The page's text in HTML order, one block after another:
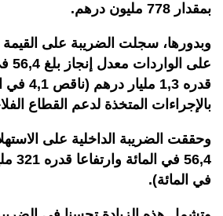
بمقدار 778 مليون درهم.
وبدورها، سجلت الضريبة على القيمة
قدره 1,3
بالإجراءات المتخذة لدعم القطاع
وحققت الضريبة الداخلية على
في المائة).